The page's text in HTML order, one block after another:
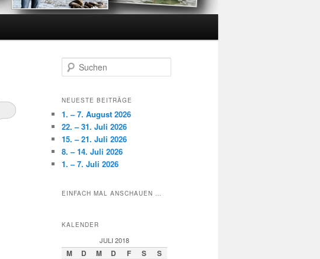
u
h
n
NEUESTE BEITRÄGE
1. – 7. August 2026
22. – 31. Juli 2026
15. – 21. Juli 2026
8. – 14. Juli 2026
1. – 7. Juli 2026
EINFACH MAL ANSCHAUEN …
KALENDER
JULI 2018
M D M D F S
S